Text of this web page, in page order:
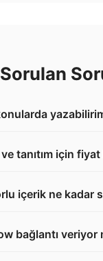
Sorulan
tanıtım için
içerik ne kadar
bağlantı veriyor